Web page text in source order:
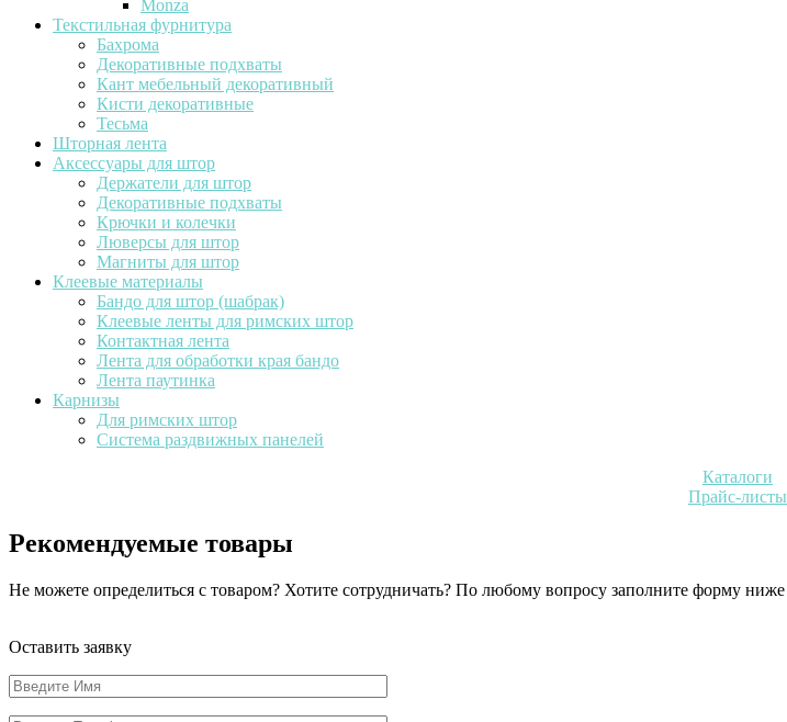
Monza
Текстильная фурнитура
Бахрома
Декоративные подхваты
Кант мебельный декоративный
Кисти декоративные
Тесьма
Шторная лента
Аксессуары для штор
Держатели для штор
Декоративные подхваты
Крючки и колечки
Люверсы для штор
Магниты для штор
Клеевые материалы
Бандо для штор (шабрак)
Клеевые ленты для римских штор
Контактная лента
Лента для обработки края бандо
Лента паутинка
Карнизы
Для римских штор
Система раздвижных панелей
Каталоги
Прайс-листы
Рекомендуемые товары
Не можете определиться с товаром? Хотите сотрудничать? По любому вопросу заполните форму ниже
Оставить заявку